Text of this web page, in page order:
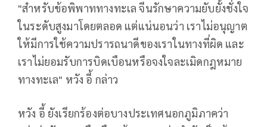
"สำหรับข้อพิพาททางทะเล จีนรักษาความยับยั้งชั่งใจ
ในระดับสูงมาโดยตลอด แต่แน่นอนว่า เราไม่อนุญาต
ให้มีการใช้ความปรารถนาดีของเราในทางที่ผิด และ
เราไม่ยอมรับการบิดเบือนหรือจงใจละเมิดกฎหมาย
ทางทะเล" หวัง อี้ กล่าว
หวัง อี้ ยังเรียกร้องต่อบางประเทศนอกภูมิภาคว่า